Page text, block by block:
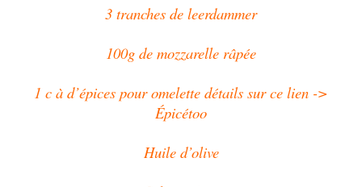
3 tranches de leerdammer
100g de mozzarelle râpée
1 c à d’épices pour omelette détails sur ce lien ->
Épicétoo
Huile d’olive